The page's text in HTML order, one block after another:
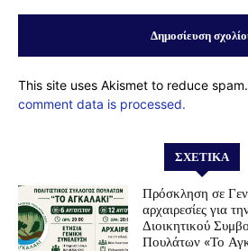
This site uses Akismet to reduce spam.
comment data is processed.
ΣΧΕΤΙΚΆ
Πρόσκληση σε
αρχαιρεσίες για
Διοικητικού
Πουλάτων «Το